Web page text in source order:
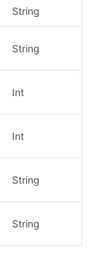
String
String
Int
Int
String
String